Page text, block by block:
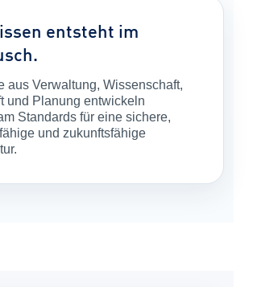
entsteht im
aus Verwaltung, Wissenschaft,
und Planung entwickeln
Standards für eine sichere,
und zukunftsfähige